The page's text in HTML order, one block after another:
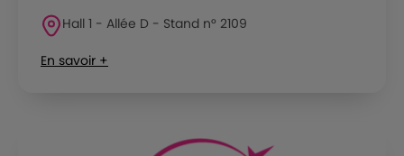
Hall 1 - Allée D - Stand n° 2109
En savoir +